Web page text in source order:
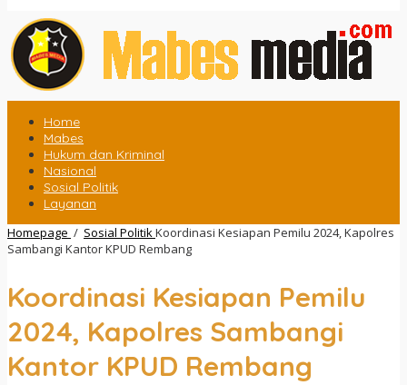
Home
Mabes
Hukum dan Kriminal
Nasional
Sosial Politik
Layanan
Homepage / Sosial PolitikKoordinasi Kesiapan Pemilu 2024, Kapolres
Sambangi Kantor KPUD Rembang
Koordinasi Kesiapan Pemilu
2024, Kapolres Sambangi
Kantor KPUD Rembang